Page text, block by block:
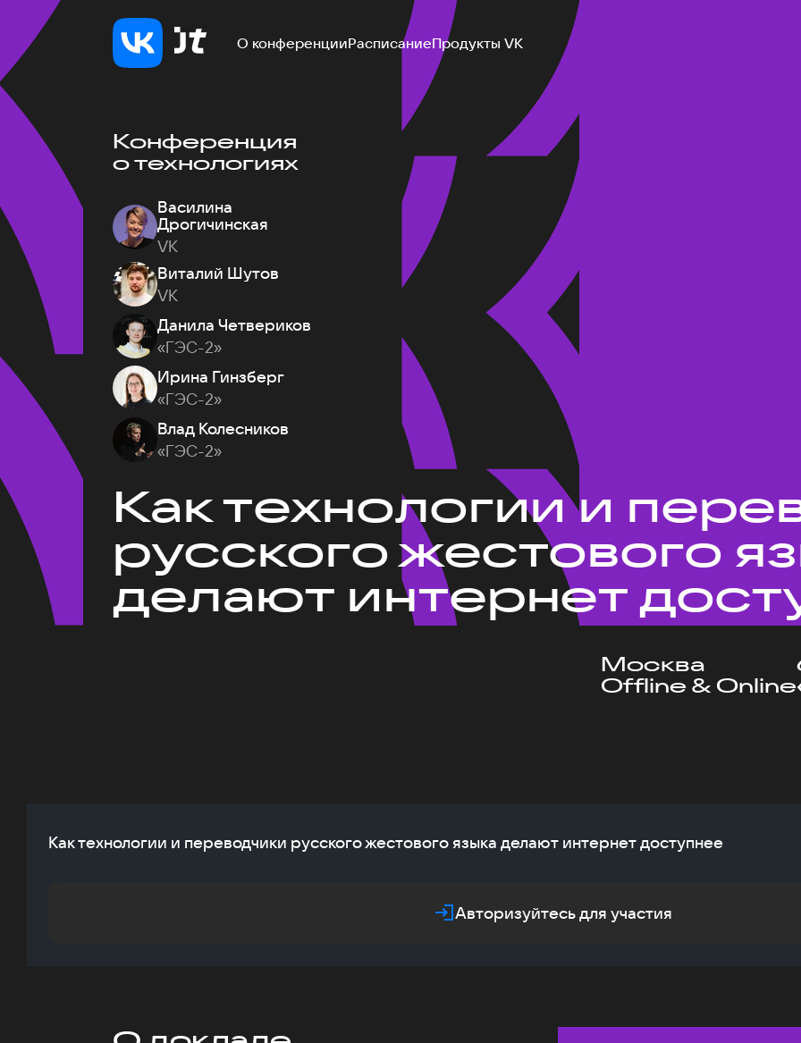
О конференцииРасписаниеПродукты VK
Конференция
о технологиях
Василина
Дрогичинская
VK
Виталий Шутов
VK
Данила Четвериков
«ГЭС-2»
Ирина Гинзберг
«ГЭС-2»
Влад Колесников
«ГЭС-2»
Как технологии и
русского жестового
делают интернет
Москва
Offline & Online
Как технологии и переводчики русского жестового языка делают интернет доступнее
Авторизуйтесь для участия